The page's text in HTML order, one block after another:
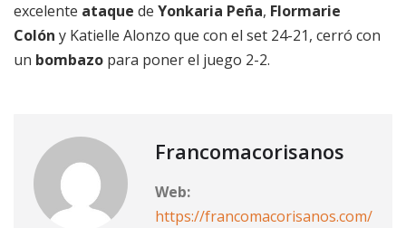
excelente ataque de Yonkaria Peña, Flormarie
Colón y Katielle Alonzo que con el set 24-21, cerró con
un bombazo para poner el juego 2-2.
Francomacorisanos
Web:
https://francomacorisanos.com/